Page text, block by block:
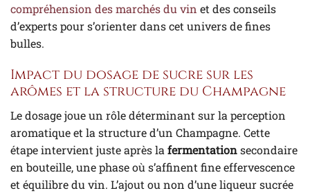
compréhension des marchés du vin et des conseils
d’experts pour s’orienter dans cet univers de fines
bulles.
Impact du dosage de sucre sur les
arômes et la structure du Champagne
Le dosage joue un rôle déterminant sur la perception
aromatique et la structure d’un Champagne. Cette
étape intervient juste après la fermentationsecondaire
en bouteille, une phase où s’affinent fine effervescence
et équilibre du vin. L’ajout ou non d’une liqueur sucrée